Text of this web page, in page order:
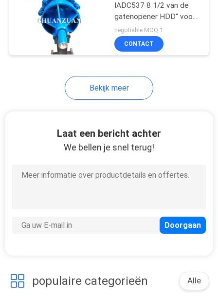
Het Beetje van de
gatenopener
PDC-Boorbeetje
IADC537 8 1/2 van de
gatenopener HDD“ voor
Horizontale
Boringsmachine
negotiable MOQ:1
CONTACT
Bekijk meer
Laat een bericht achter
We bellen je snel terug!
populaire categorieën Alle